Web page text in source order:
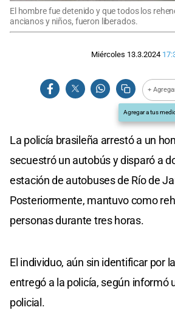
El hombre fue detenido y que todos los
ancianos y niños, fueron liberados.
Miércoles 13.3.2024
+
Agregar a tus
La policía brasileña arrestó a un
secuestró un autobús y disparó a
estación de autobuses de Río de
Posteriormente, mantuvo como
personas durante tres horas.
El individuo, aún sin identificar por
entregó a la policía, según informó
policial.